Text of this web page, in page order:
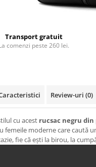
Transport gratuit
comenzi peste 260 lei.
Review-uri (0)
cu acest rucsac negru
femeile moderne care caută
fie că ești la birou, la